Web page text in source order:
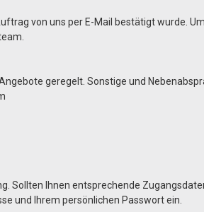
von uns per E-Mail bestätigt wurde.
geregelt. Sonstige und
Sollten Ihnen entsprechende
und Ihrem persönlichen Passwort ein.